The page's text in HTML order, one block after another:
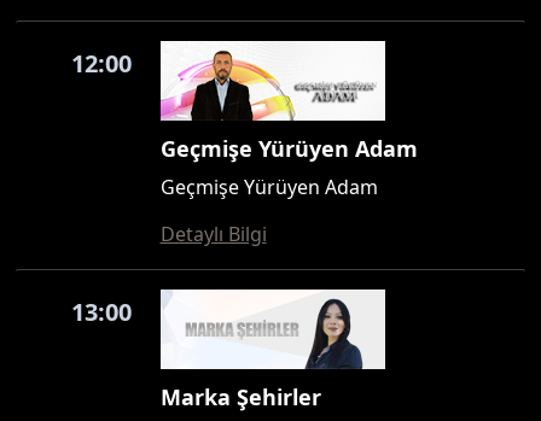
12:00
Geçmişe Yürüyen Adam
Geçmişe Yürüyen Adam
Detaylı Bilgi
13:00
Marka Şehirler